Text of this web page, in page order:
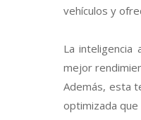
vehículos y
La
mejor
Además, esta
optimizada que